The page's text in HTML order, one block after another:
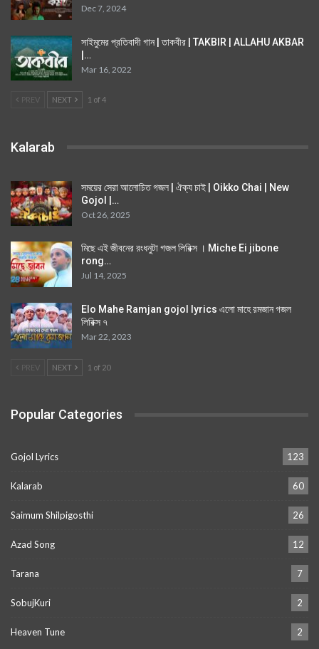
Dec 7, 2024
সাইমুমের প্রতিবাদী গান | তাকবীর | TAKBIR | ALLAHU AKBAR
|…
Mar 16, 2022
PREV NEXT 1 of 4
Kalarab
সময়ের সেরা আলোচিত গজল | ঐক্য চাই | Oikko Chai | New
Gojol |…
Oct 26, 2025
মিছে এই জীবনের রংধনুটা গজল লিরিক্স । Miche Ei jibone
rong…
Jul 14, 2025
Elo Mahe Ramjan gojol lyrics এলো মাহে রমজান গজল
লিরিক্স ৭
Mar 22, 2023
PREV NEXT 1 of 20
Popular Categories
Gojol Lyrics 123
Kalarab 60
Saimum Shilpigosthi 26
Azad Song 12
Tarana 7
SobujKuri 2
Heaven Tune 2